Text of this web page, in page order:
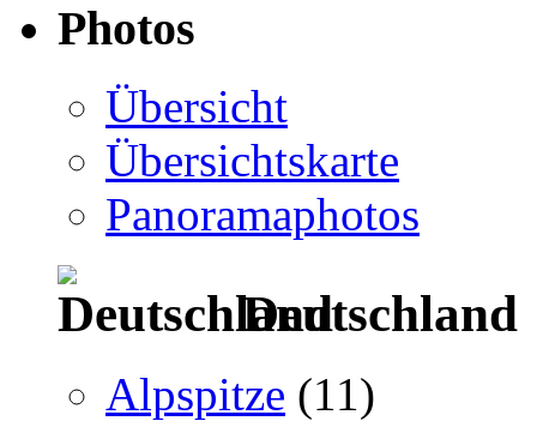
Photos
Übersicht
Übersichtskarte
Panoramaphotos
Deutschland
Alpspitze (11)